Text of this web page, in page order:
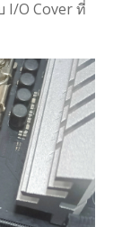
I/O Cover ที่